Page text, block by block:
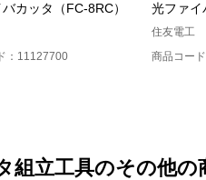
カッタ（FC-8RC）
：11127700
光ファイ
住友電工
商品コー
組立工具のその他の